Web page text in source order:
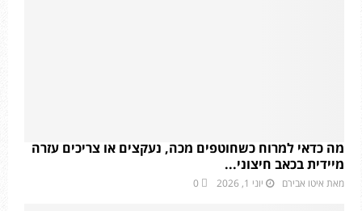
מה כדאי למרוח כשחוטפים מכה, נעקצים או צריכים עזרה
מיידית בכאב חיצוני...
מאת איטו אבירם יוני 1, 2026 0